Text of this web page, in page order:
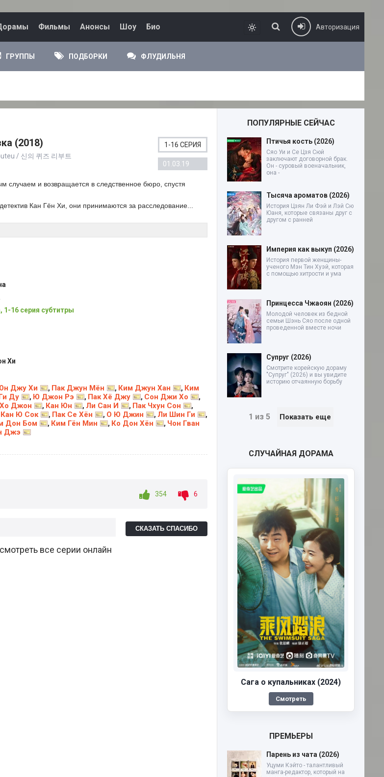
Фильмы Анонсы Шоу Био Авторизация
ГРУППЫ ПОДБОРКИ ФЛУДИЛЬНЯ
(2018)
/ 신의 퀴즈 리부트
1-16 СЕРИЯ
01.03.19
случаем и возвращается в следственное бюро, спустя
Кан Гён Хи, они принимаются за расследование...
1-16 серия субтитры
Хи
Джу Хи , Пак Джун Мён , Ким Джун Хан , Ким
Ду , Ю Джон Рэ , Пак Хё Джу , Сон Джи Хо ,
Джон , Кан Юн , Ли Сан И , Пак Чхун Сон ,
Кан Ю Сок , Пак Се Хён , О Ю Джин , Ли Шин Ги ,
Дон Бом , Ким Гён Мин , Ко Дон Хён , Чон Гван
Джэ
354 6
СКАЗАТЬ СПАСИБО
все серии онлайн
ПОПУЛЯРНЫЕ СЕЙЧАС
Птичья кость (2026)
Сяо Уи и Се Цзя Сюй
заключают договорной брак.
Он - суровый военачальник,
она -
Тысяча ароматов (2026)
История Цзян Ли Фэй и Лэй Сю
Юаня, которые связаны друг с
другом с ранней
Империя как выкуп (2026)
История первой женщины-
ученого Мэн Тин Хуэй, которая
с помощью хитрости и ума
Принцесса Чжаоян (2026)
Молодой человек из бедной
семьи Шэнь Сяо после одной
проведенной вместе ночи
Супруг (2026)
Смотрите корейскую дораму
"Супруг" (2026) и вы увидите
историю отчаянную борьбу
1 из 5 Показать еще
СЛУЧАЙНАЯ ДОРАМА
Сага о купальниках (2024)
Смотреть
ПРЕМЬЕРЫ
Парень из чата (2026)
Уцуми Кэйто - талантливый
манга-редактор, который на